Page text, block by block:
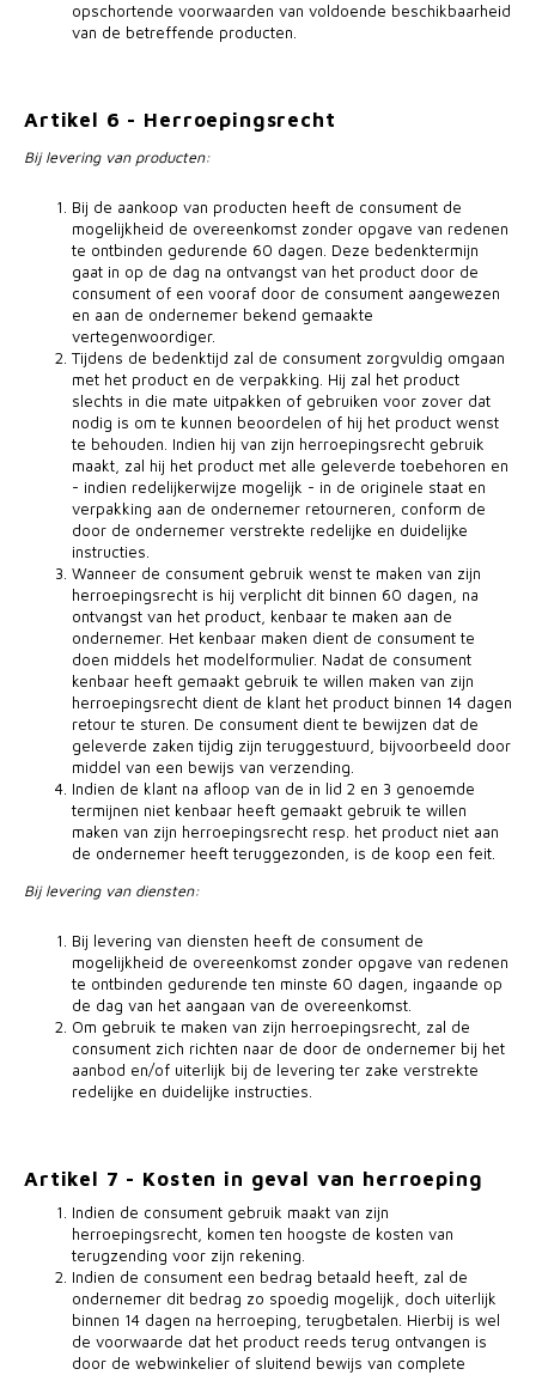
opschortende voorwaarden van voldoende beschikbaarheid
van de betreffende producten.
Artikel 6 - Herroepingsrecht
Bij levering van producten:
Bij de aankoop van producten heeft de consument de
mogelijkheid de overeenkomst zonder opgave van redenen
te ontbinden gedurende 60 dagen. Deze bedenktermijn
gaat in op de dag na ontvangst van het product door de
consument of een vooraf door de consument aangewezen
en aan de ondernemer bekend gemaakte
vertegenwoordiger.
Tijdens de bedenktijd zal de consument zorgvuldig omgaan
met het product en de verpakking. Hij zal het product
slechts in die mate uitpakken of gebruiken voor zover dat
nodig is om te kunnen beoordelen of hij het product wenst
te behouden. Indien hij van zijn herroepingsrecht gebruik
maakt, zal hij het product met alle geleverde toebehoren en
- indien redelijkerwijze mogelijk - in de originele staat en
verpakking aan de ondernemer retourneren, conform de
door de ondernemer verstrekte redelijke en duidelijke
instructies.
Wanneer de consument gebruik wenst te maken van zijn
herroepingsrecht is hij verplicht dit binnen 60 dagen, na
ontvangst van het product, kenbaar te maken aan de
ondernemer. Het kenbaar maken dient de consument te
doen middels het modelformulier. Nadat de consument
kenbaar heeft gemaakt gebruik te willen maken van zijn
herroepingsrecht dient de klant het product binnen 14 dagen
retour te sturen. De consument dient te bewijzen dat de
geleverde zaken tijdig zijn teruggestuurd, bijvoorbeeld door
middel van een bewijs van verzending.
Indien de klant na afloop van de in lid 2 en 3 genoemde
termijnen niet kenbaar heeft gemaakt gebruik te willen
maken van zijn herroepingsrecht resp. het product niet aan
de ondernemer heeft teruggezonden, is de koop een feit.
Bij levering van diensten:
Bij levering van diensten heeft de consument de
mogelijkheid de overeenkomst zonder opgave van redenen
te ontbinden gedurende ten minste 60 dagen, ingaande op
de dag van het aangaan van de overeenkomst.
Om gebruik te maken van zijn herroepingsrecht, zal de
consument zich richten naar de door de ondernemer bij het
aanbod en/of uiterlijk bij de levering ter zake verstrekte
redelijke en duidelijke instructies.
Artikel 7 - Kosten in geval van herroeping
Indien de consument gebruik maakt van zijn
herroepingsrecht, komen ten hoogste de kosten van
terugzending voor zijn rekening.
Indien de consument een bedrag betaald heeft, zal de
ondernemer dit bedrag zo spoedig mogelijk, doch uiterlijk
binnen 14 dagen na herroeping, terugbetalen. Hierbij is wel
de voorwaarde dat het product reeds terug ontvangen is
door de webwinkelier of sluitend bewijs van complete